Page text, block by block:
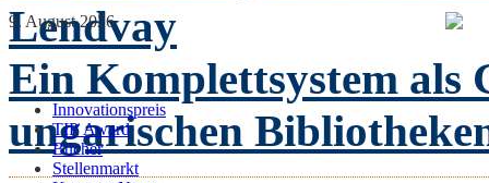
9. August 2026
Innovationspreis
TIP Award
Bücher
Stellenmarkt
Lendvay
Ein Komplettsystem als
ungarischen